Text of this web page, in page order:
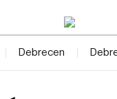
Debrecen